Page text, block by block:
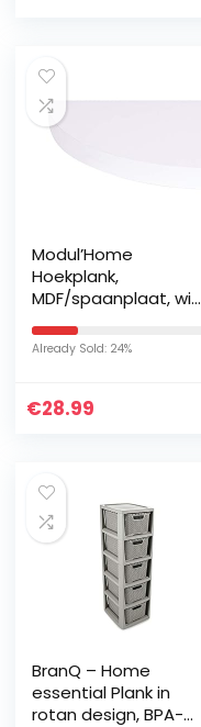
Modul’Home
Hoekplank,
MDF/spaanplaat, wit,
Already Sold: 24%
€28.99
BranQ – Home
essential Plank in
rotan design, BPA-